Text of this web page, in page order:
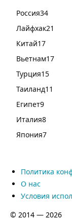
Россия34
Лайфхак21
Китай17
Вьетнам17
Турция15
Таиланд11
Египет9
Италия8
Япония7
Политика
О нас
Условия
© 2014 — 2026